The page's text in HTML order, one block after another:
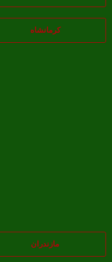
کرمانشاه
مازندران